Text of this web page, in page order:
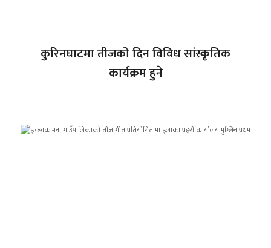
कुरिनघाटमा तीजको दिन विविध सांस्कृतिक
कार्यक्रम हुने